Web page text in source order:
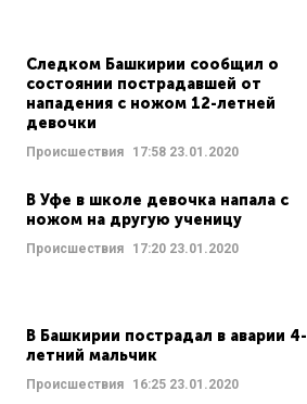
Следком Башкирии сообщил о
состоянии пострадавшей от
нападения с ножом 12-летней
девочки
Происшествия 17:58 23.01.2020
В Уфе в школе девочка напала с
ножом на другую ученицу
Происшествия 17:20 23.01.2020
В Башкирии пострадал в аварии 4-
летний мальчик
Происшествия 16:25 23.01.2020